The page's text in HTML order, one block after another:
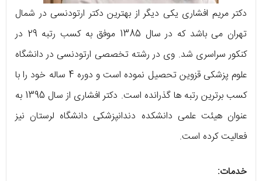
دکتر مریم افشاری یکی دیگر از بهترین دکتر ارتودنسی در شمال
تهران می ‌باشد که در سال 1385 موفق به کسب رتبه 29 در
کنکور سراسری شد. وی در رشته تخصصی ارتودنسی در دانشگاه
علوم پزشکی قزوین تحصیل نموده است و دوره 4 ساله خود را با
کسب برترین رتبه ‌ها گذرانده است. دکتر افشاری از سال 1395 به
عنوان هیئت علمی دانشکده دندانپزشکی دانشگاه لرستان نیز
فعالیت کرده است.
خدمات: